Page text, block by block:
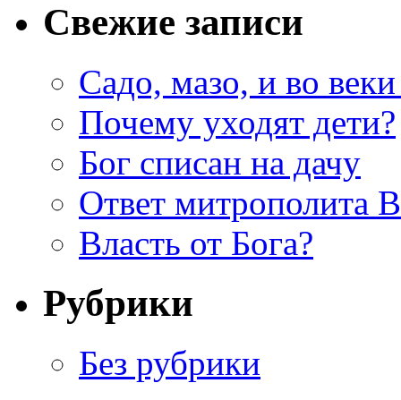
Свежие записи
Садо, мазо, и во веки
Почему уходят дети?
Бог списан на дачу
Ответ митрополита
Власть от Бога?
Рубрики
Без рубрики